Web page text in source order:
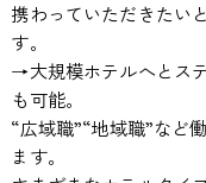
携わっていただきたい
す。
→大規模ホテルへとス
も可能。
“広域職”“地域職”など
ます。